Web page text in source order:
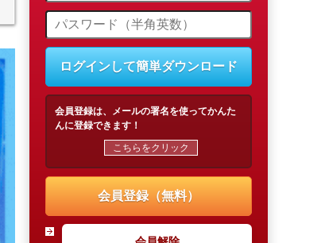
ログインして簡単ダウンロード
会員登録は、メールの署名を使ってかんた
んに登録できます！
こちらをクリック
会員登録（無料）